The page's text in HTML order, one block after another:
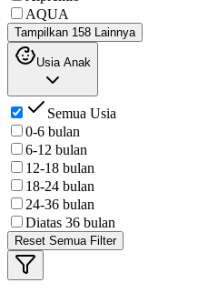
AQUA
Tampilkan 158 Lainnya
Usia Anak
Semua Usia
0-6 bulan
6-12 bulan
12-18 bulan
18-24 bulan
24-36 bulan
Diatas 36 bulan
Reset Semua Filter